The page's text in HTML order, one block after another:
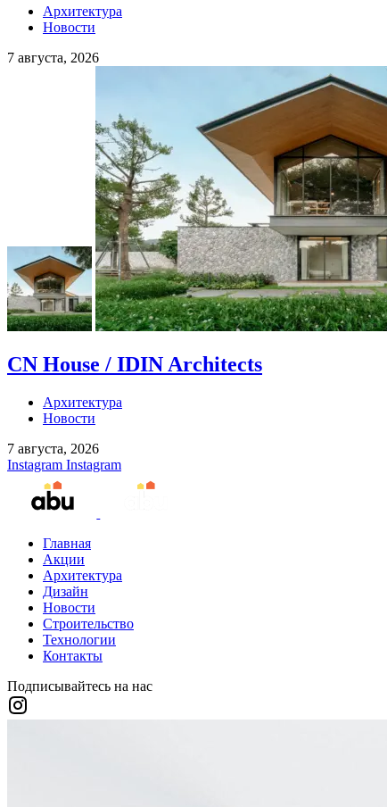
Архитектура
Новости
7 августа, 2026
CN House / IDIN Architects
Архитектура
Новости
7 августа, 2026
Instagram Instagram
Главная
Акции
Архитектура
Дизайн
Новости
Строительство
Технологии
Контакты
Подписывайтесь на нас